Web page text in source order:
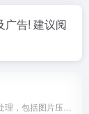
广告! 建议阅